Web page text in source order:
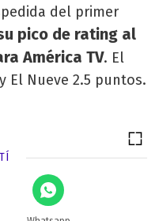
del primer
pico de rating al
América TV. El
El Nueve 2.5 puntos.